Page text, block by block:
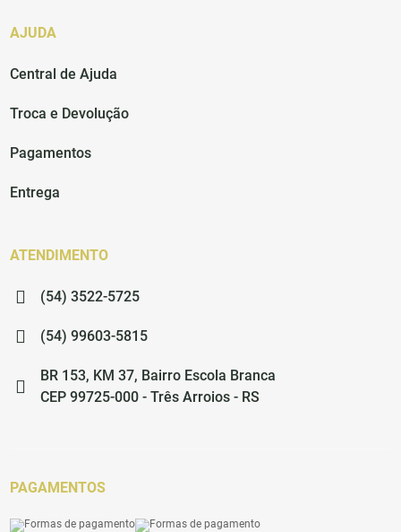
AJUDA
Central de Ajuda
Troca e Devolução
Pagamentos
Entrega
ATENDIMENTO
(54) 3522-5725
(54) 99603-5815
BR 153, KM 37, Bairro Escola Branca
CEP 99725-000 - Três Arroios - RS
PAGAMENTOS